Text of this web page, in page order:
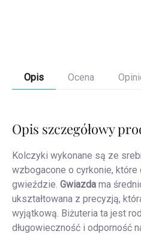
Opis Ocena
Opis szczegółowy
Kolczyki wykonane są ze
wzbogacone o cyrkonie, które
gwieździe. Gwiazda ma
ukształtowana z precyzją,
wyjątkową. Biżuteria ta jest
długowieczność i odporność